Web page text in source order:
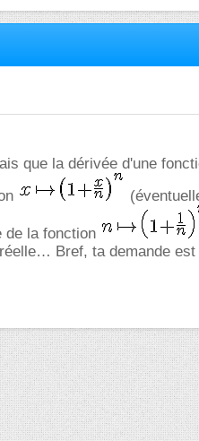
que la dérivée d'une
de la fonction
Bref, ta demande est